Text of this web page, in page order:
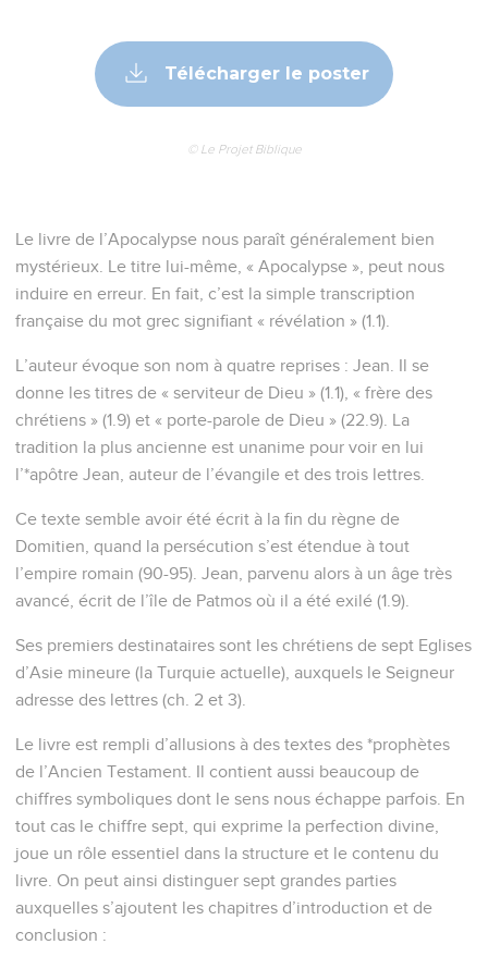
Télécharger le poster
© Le Projet Biblique
Le livre de l’Apocalypse nous paraît généralement bien
mystérieux. Le titre lui-même, « Apocalypse », peut nous
induire en erreur. En fait, c’est la simple transcription
française du mot grec signifiant « révélation » (1.1).
L’auteur évoque son nom à quatre reprises : Jean. Il se
donne les titres de « serviteur de Dieu » (1.1), « frère des
chrétiens » (1.9) et « porte-parole de Dieu » (22.9). La
tradition la plus ancienne est unanime pour voir en lui
l’*apôtre Jean, auteur de l’évangile et des trois lettres.
Ce texte semble avoir été écrit à la fin du règne de
Domitien, quand la persécution s’est étendue à tout
l’empire romain (90-95). Jean, parvenu alors à un âge très
avancé, écrit de l’île de Patmos où il a été exilé (1.9).
Ses premiers destinataires sont les chrétiens de sept Eglises
d’Asie mineure (la Turquie actuelle), auxquels le Seigneur
adresse des lettres (ch. 2 et 3).
Le livre est rempli d’allusions à des textes des *prophètes
de l’Ancien Testament. Il contient aussi beaucoup de
chiffres symboliques dont le sens nous échappe parfois. En
tout cas le chiffre sept, qui exprime la perfection divine,
joue un rôle essentiel dans la structure et le contenu du
livre. On peut ainsi distinguer sept grandes parties
auxquelles s’ajoutent les chapitres d’introduction et de
conclusion :